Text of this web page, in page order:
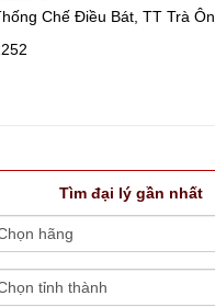
Chế Điều Bát, TT Trà Ôn
Tìm đại lý gần nhất